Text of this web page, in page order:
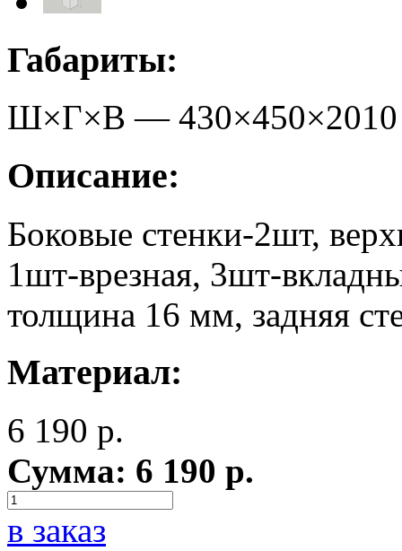
Габариты:
Ш×Г×В — 430×450×2010
Описание:
Боковые стенки-2шт,
1шт-врезная, 3шт-
толщина 16 мм, задняя
Материал:
6 190 р.
Сумма: 6 190 р.
в заказ